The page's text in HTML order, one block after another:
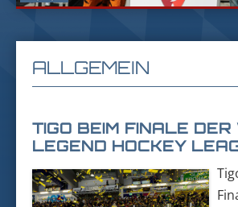
ALLGEMEIN
TIGO BEIM FINALE DER
LEGEND HOCKEY